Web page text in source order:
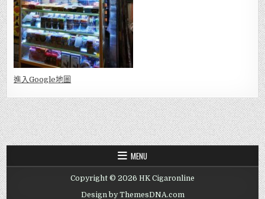
進入Google地圖
MENU
Copyright © 2026 HK Cigaronline
Design by ThemesDNA.com